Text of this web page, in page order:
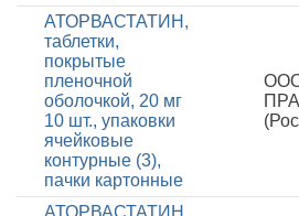
АТОРВАСТАТИН,
таблетки,
покрытые
пленочной
оболочкой, 20 мг
10 шт., упаковки
ячейковые
контурные (3),
пачки картонные
АТОРВАСТАТИН,